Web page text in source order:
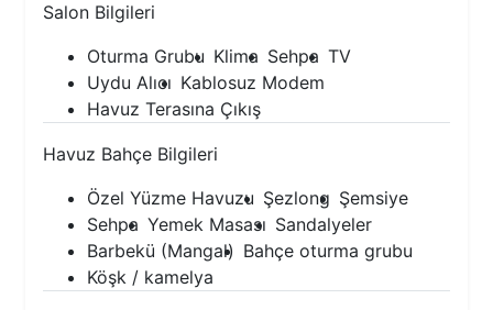
Salon Bilgileri
Oturma Grubu Klima Sehpa TV
Uydu Alıcı Kablosuz Modem
Havuz Terasına Çıkış
Havuz Bahçe Bilgileri
Özel Yüzme Havuzu Şezlong Şemsiye
Sehpa Yemek Masası Sandalyeler
Barbekü (Mangal) Bahçe oturma grubu
Köşk / kamelya